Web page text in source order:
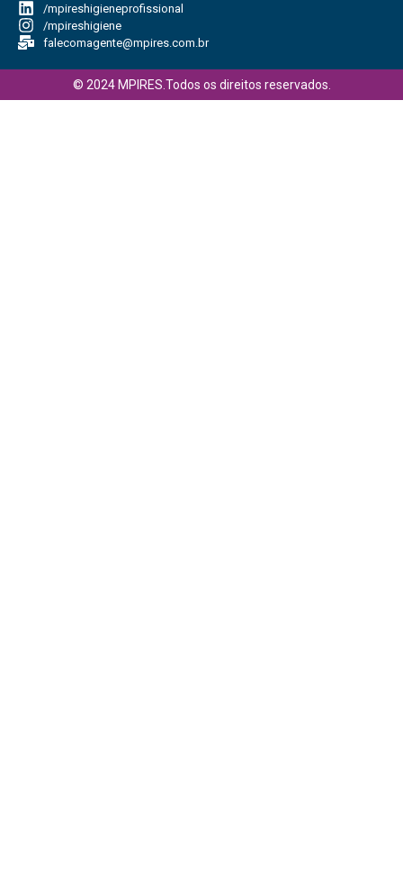
/mpireshigieneprofissional
/mpireshigiene
falecomagente@mpires.com.br
© 2024 MPIRES.Todos os direitos reservados.